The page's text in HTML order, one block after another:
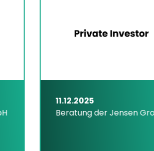
11.12.2025
Beratung der Jensen